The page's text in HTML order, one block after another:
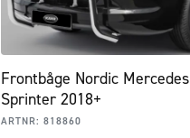
Frontbåge Nordic Mercedes
Sprinter 2018+
ARTNR:818860